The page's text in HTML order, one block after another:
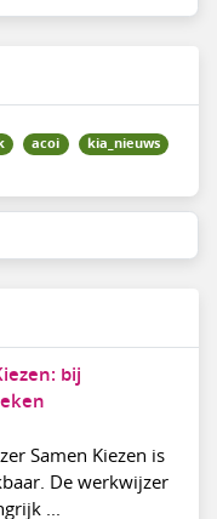
acoi kia_nieuws
bij
Samen Kiezen is
De werkwijzer
...